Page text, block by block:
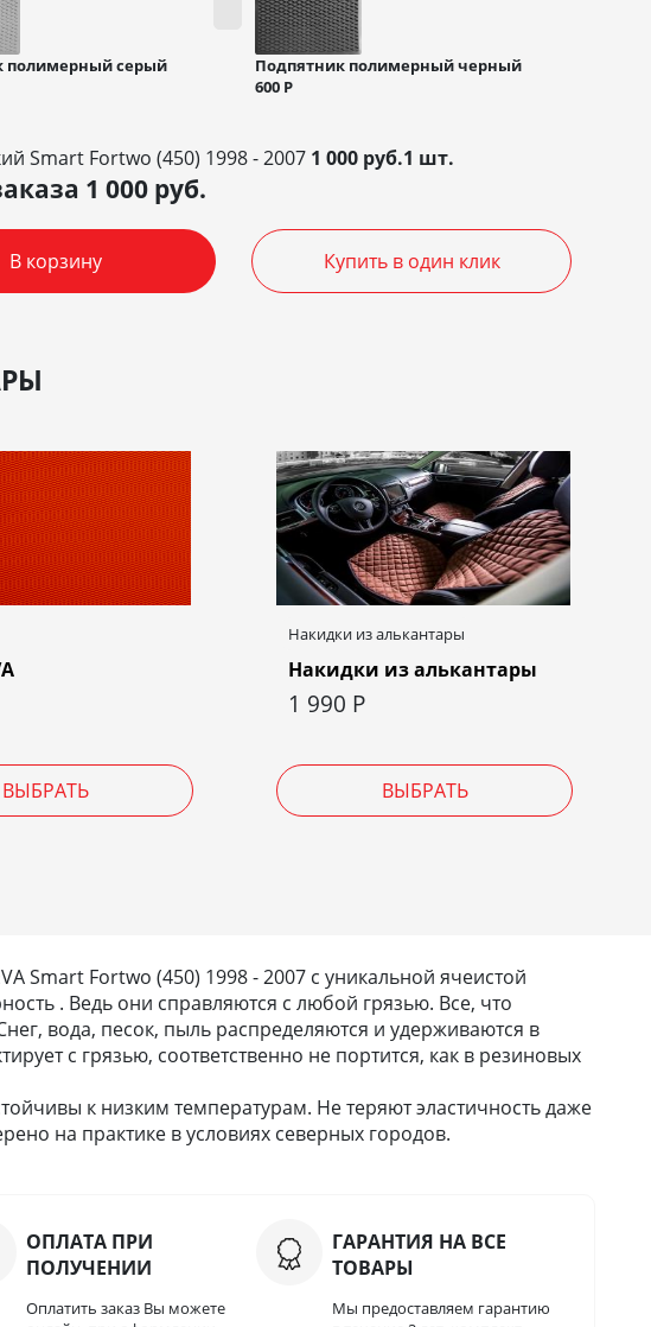
полимерный серый
Подпятник полимерный черный
600 Р
Smart Fortwo (450) 1998 - 2007 1 000 руб.1 шт.
1 000 руб.
В корзину Купить в один клик
ВЫБРАТЬ
Накидки из алькантары
Накидки из алькантары
1 990 Р
ВЫБРАТЬ
Smart Fortwo (450) 1998 - 2007 с уникальной ячеистой
. Ведь они справляются с любой грязью. Все, что
вода, песок, пыль распределяются и удерживаются в
с грязью, соответственно не портится, как в резиновых
к низким температурам. Не теряют эластичность даже
на практике в условиях северных городов.
ОПЛАТА ПРИ
ПОЛУЧЕНИИ
Оплатить заказ Вы можете
ГАРАНТИЯ НА ВСЕ
ТОВАРЫ
Мы предоставляем гарантию